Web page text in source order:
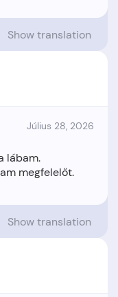
Show translation
Július 28, 2026
lábam.
megfelelőt.
Show translation